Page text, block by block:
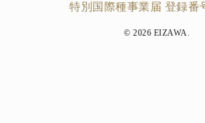
特別国際種事業届 登録番
© 2026 EIZAWA.